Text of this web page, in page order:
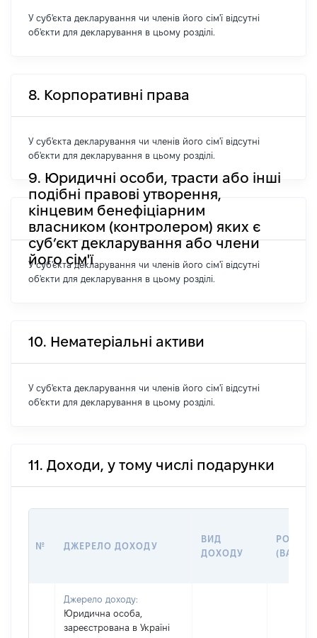
У суб'єкта декларування чи членів його сім'ї відсутні
об'єкти для декларування в цьому розділі.
8. Корпоративні права
У суб'єкта декларування чи членів його сім'ї відсутні
об'єкти для декларування в цьому розділі.
9. Юридичні особи, трасти або інші
подібні правові утворення,
кінцевим бенефіціарним
власником (контролером) яких є
суб’єкт декларування або члени
його сім'ї
У суб'єкта декларування чи членів його сім'ї відсутні
об'єкти для декларування в цьому розділі.
10. Нематеріальні активи
У суб'єкта декларування чи членів його сім'ї відсутні
об'єкти для декларування в цьому розділі.
11. Доходи, у тому числі подарунки
№ ДЖЕРЕЛО ДОХОДУ
ВИД
ДОХОДУ
РОЗМІР
Джерело доходу:
Юридична особа,
зареєстрована в Україні